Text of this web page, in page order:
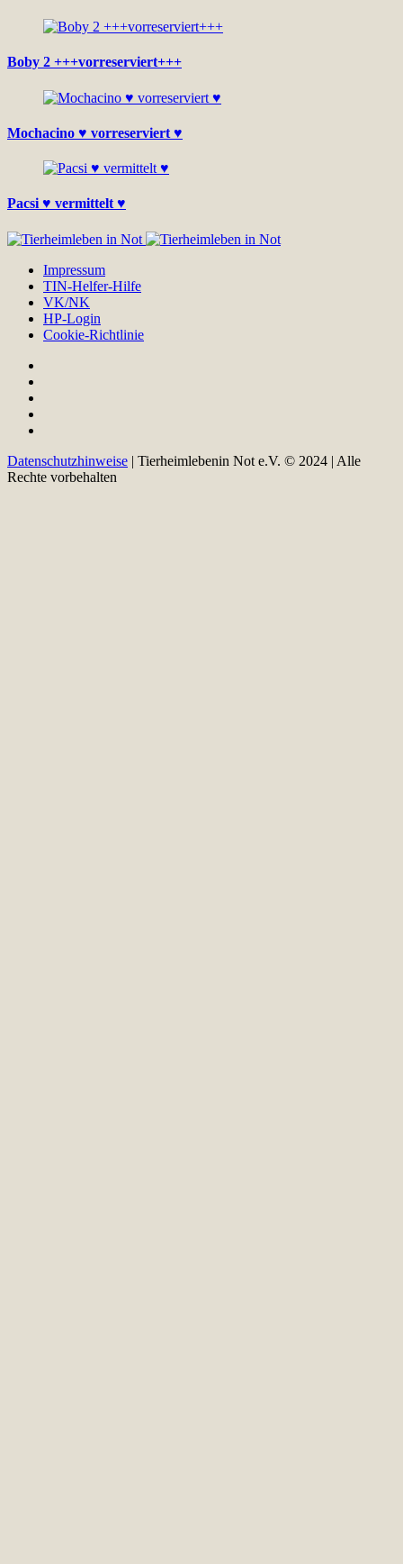
Boby 2 +++vorreserviert+++
Mochacino ♥ vorreserviert ♥
Pacsi ♥ vermittelt ♥
Impressum
TIN-Helfer-Hilfe
VK/NK
HP-Login
Cookie-Richtlinie
Datenschutzhinweise | Tierheimlebenin Not e.V. © 2024 | Alle
Rechte vorbehalten